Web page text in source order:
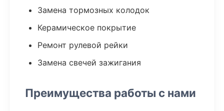
Замена тормозных колодок
Керамическое покрытие
Ремонт рулевой рейки
Замена свечей зажигания
Преимущества работы с нами